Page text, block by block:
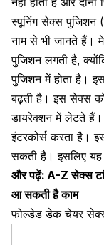
स्पूनिंग सेक्स पुजिशन
नाम से भी जानते हैं।
पुजिशन लगती है,
पुजिशन में होता है।
बढ़ती है। इस सेक्स को
डायरेक्शन में लेटते
इंटरकोर्स करता है।
सकती है। इसलिए
और पढ़ें: A-Z सेक्स
आ सकती है काम
फोल्डेड डेक चेयर